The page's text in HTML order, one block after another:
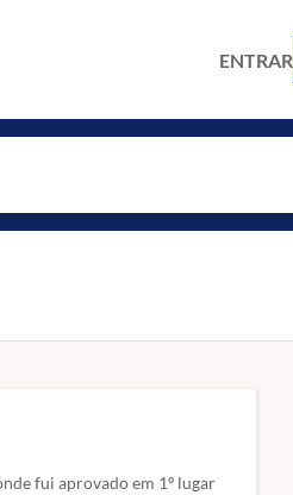
ENTRAR
fui aprovado em 1º lugar